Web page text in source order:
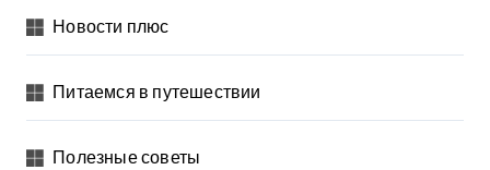
Новости плюс
Питаемся в путешествии
Полезные советы